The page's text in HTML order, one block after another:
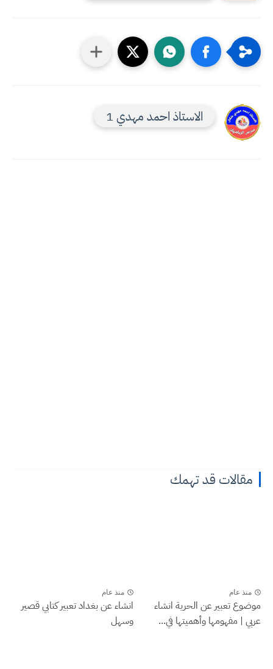
الاستاذ احمد مهدي 1
مقالات قد تهمك
منذ عام
موضوع تعبير عن الحرية انشاء
عربي | مفهومها وأهميتها في...
منذ عام
انشاء عن بغداد تعبير كتابي قصير
وسهل